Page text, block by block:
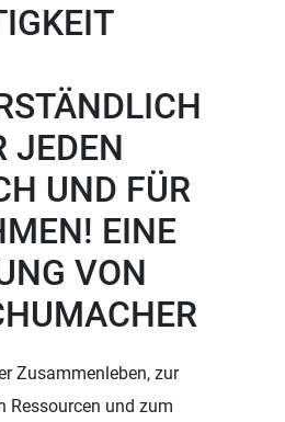
JEDEN
UND FÜR
EINE
VON
Zusammenleben, zur
Ressourcen und zum